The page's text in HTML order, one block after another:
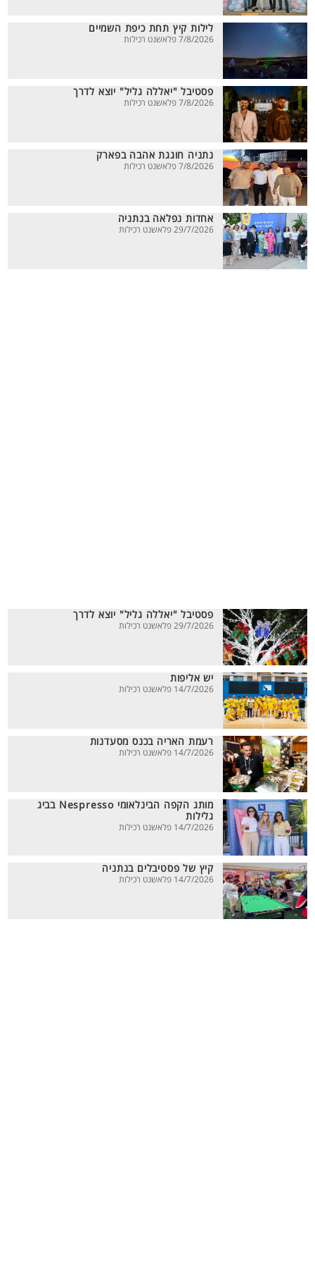
לילות קיץ תחת כיפת השמיים
7/8/2026 פלאשנט רכילות
פסטיבל "יאללה גליל" יוצא לדרך
7/8/2026 פלאשנט רכילות
נתניה חוגגת אהבה בפארק
7/8/2026 פלאשנט רכילות
אחדות נפלאה בנתניה
29/7/2026 פלאשנט רכילות
פסטיבל "יאללה גליל" יוצא לדרך
29/7/2026 פלאשנט רכילות
יש אליפות
14/7/2026 פלאשנט רכילות
רעמת האריה בכנס מסעדנות
14/7/2026 פלאשנט רכילות
מותג הקפה הבינלאומי Nespresso בביג
גלילות
14/7/2026 פלאשנט רכילות
קיץ של פסטיבלים בנתניה
14/7/2026 פלאשנט רכילות